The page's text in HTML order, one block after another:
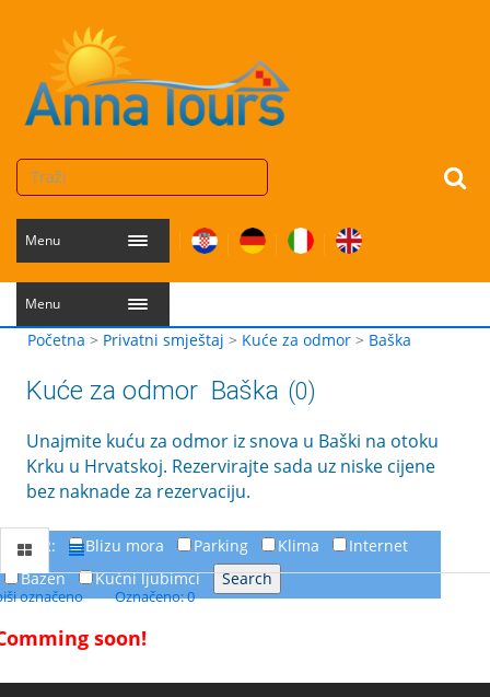
Menu
Menu
Početna > Privatni smještaj > Kuće za odmor > Baška
Kuće za odmor Baška (0)
Unajmite kuću za odmor iz snova u Baški na otoku
Krku u Hrvatskoj. Rezervirajte sada uz niske cijene
bez naknade za rezervaciju.
FILTER: Blizu mora Parking Klima
Internet
Bazen
Kućni ljubimci
označeno Označeno: 0
soon!